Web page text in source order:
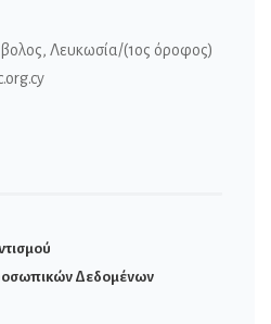
Λευκωσία/(1ος όροφος)
Δεδομένων